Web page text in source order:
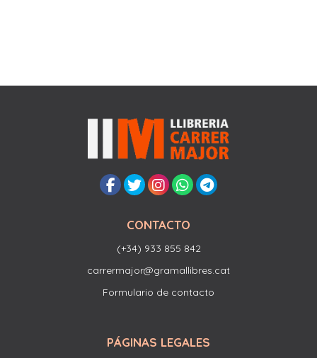
CONTACTO
(+34) 933 855 842
carrermajor@gramallibres.cat
Formulario de contacto
PÁGINAS LEGALES